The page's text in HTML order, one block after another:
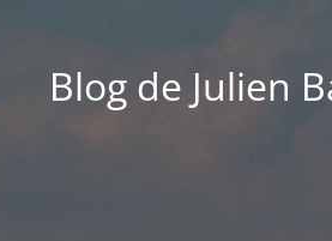
Blog de Julien